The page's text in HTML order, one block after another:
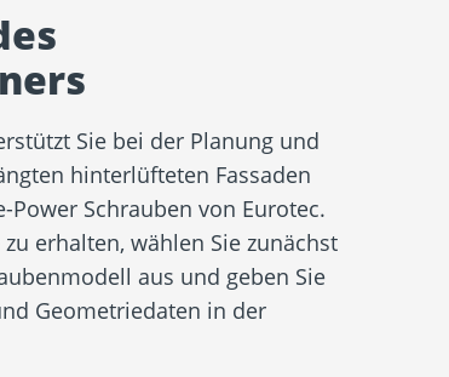
Sie bei der Planung und
hinterlüfteten Fassaden
Power Schrauben von Eurotec.
erhalten, wählen Sie zunächst
aus und geben Sie
Geometriedaten in der